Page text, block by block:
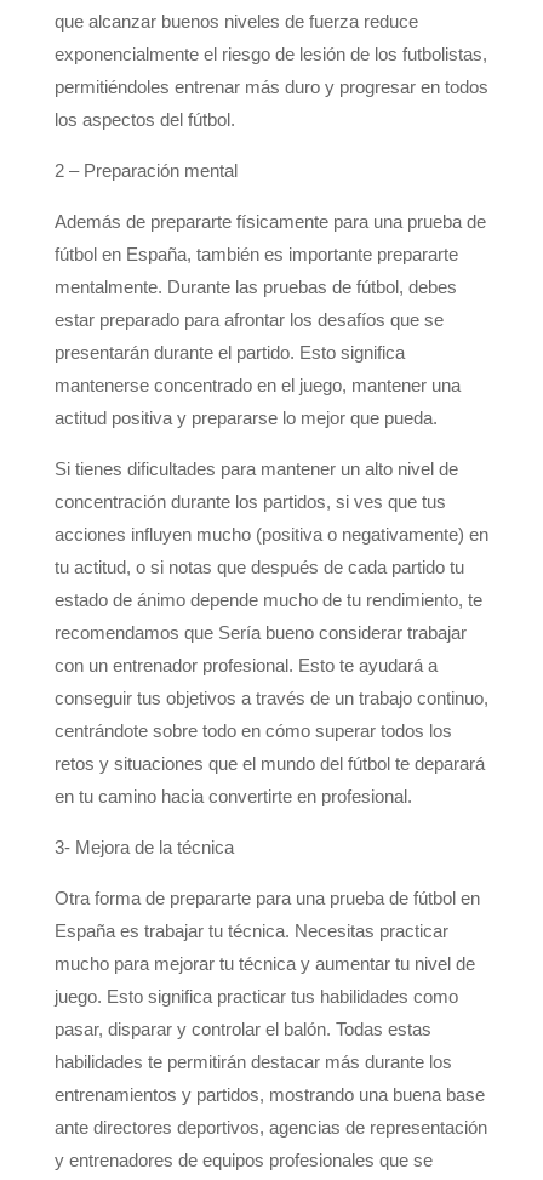
que alcanzar buenos niveles de fuerza reduce
exponencialmente el riesgo de lesión de los futbolistas,
permitiéndoles entrenar más duro y progresar en todos
los aspectos del fútbol.
2 – Preparación mental
Además de prepararte físicamente para una prueba de
fútbol en España, también es importante prepararte
mentalmente. Durante las pruebas de fútbol, ​​debes
estar preparado para afrontar los desafíos que se
presentarán durante el partido. Esto significa
mantenerse concentrado en el juego, mantener una
actitud positiva y prepararse lo mejor que pueda.
Si tienes dificultades para mantener un alto nivel de
concentración durante los partidos, si ves que tus
acciones influyen mucho (positiva o negativamente) en
tu actitud, o si notas que después de cada partido tu
estado de ánimo depende mucho de tu rendimiento, te
recomendamos que Sería bueno considerar trabajar
con un entrenador profesional. Esto te ayudará a
conseguir tus objetivos a través de un trabajo continuo,
centrándote sobre todo en cómo superar todos los
retos y situaciones que el mundo del fútbol te deparará
en tu camino hacia convertirte en profesional.
3- Mejora de la técnica
Otra forma de prepararte para una prueba de fútbol en
España es trabajar tu técnica. Necesitas practicar
mucho para mejorar tu técnica y aumentar tu nivel de
juego. Esto significa practicar tus habilidades como
pasar, disparar y controlar el balón. Todas estas
habilidades te permitirán destacar más durante los
entrenamientos y partidos, mostrando una buena base
ante directores deportivos, agencias de representación
y entrenadores de equipos profesionales que se